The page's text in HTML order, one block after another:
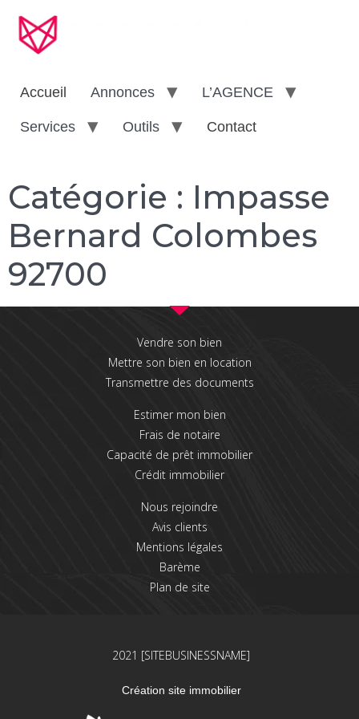
Accueil Annonces L’AGENCE
Services Outils Contact
Catégorie : Impasse
Bernard Colombes
92700
Vendre son bien
Mettre son bien en location
Transmettre des documents
Estimer mon bien
Frais de notaire
Capacité de prêt immobilier
Crédit immobilier
Nous rejoindre
Avis clients
Mentions légales
Barème
Plan de site
2021 [SITEBUSINESSNAME]
Création site immobilier